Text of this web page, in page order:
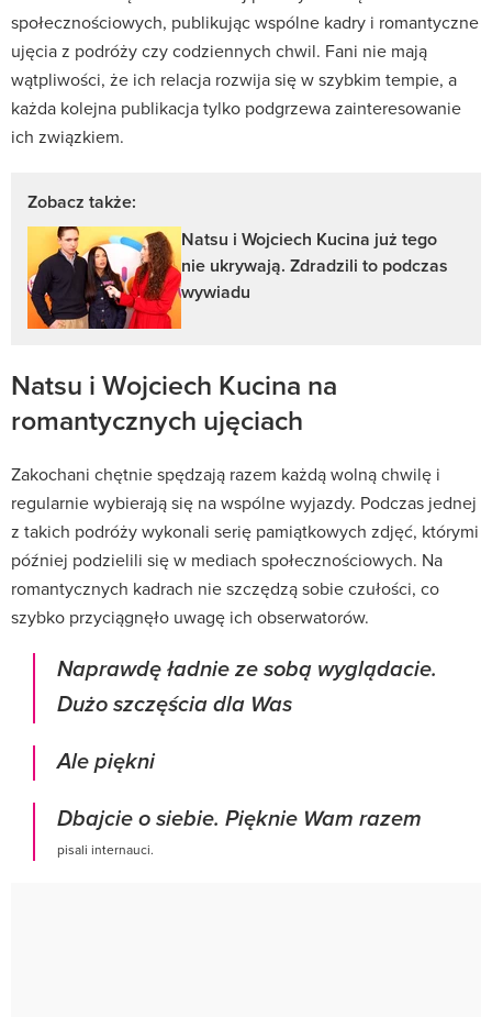
społecznościowych, publikując wspólne kadry i romantyczne
ujęcia z podróży czy codziennych chwil. Fani nie mają
wątpliwości, że ich relacja rozwija się w szybkim tempie, a
każda kolejna publikacja tylko podgrzewa zainteresowanie
ich związkiem.
Zobacz także:
Natsu i Wojciech Kucina już tego
nie ukrywają. Zdradzili to podczas
wywiadu
Natsu i Wojciech Kucina na
romantycznych ujęciach
Zakochani chętnie spędzają razem każdą wolną chwilę i
regularnie wybierają się na wspólne wyjazdy. Podczas jednej
z takich podróży wykonali serię pamiątkowych zdjęć, którymi
później podzielili się w mediach społecznościowych. Na
romantycznych kadrach nie szczędzą sobie czułości, co
szybko przyciągnęło uwagę ich obserwatorów.
Naprawdę ładnie ze sobą wyglądacie.
Dużo szczęścia dla Was
Ale piękni
Dbajcie o siebie. Pięknie Wam razem
pisali internauci.